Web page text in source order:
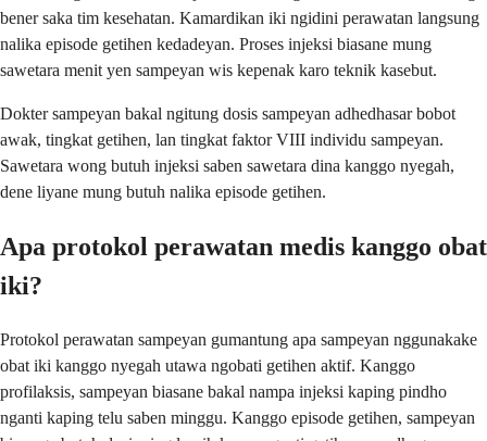
bener saka tim kesehatan. Kamardikan iki ngidini perawatan langsung
nalika episode getihen kedadeyan. Proses injeksi biasane mung
sawetara menit yen sampeyan wis kepenak karo teknik kasebut.
Dokter sampeyan bakal ngitung dosis sampeyan adhedhasar bobot
awak, tingkat getihen, lan tingkat faktor VIII individu sampeyan.
Sawetara wong butuh injeksi saben sawetara dina kanggo nyegah,
dene liyane mung butuh nalika episode getihen.
Apa protokol perawatan medis kanggo obat
iki?
Protokol perawatan sampeyan gumantung apa sampeyan nggunakake
obat iki kanggo nyegah utawa ngobati getihen aktif. Kanggo
profilaksis, sampeyan biasane bakal nampa injeksi kaping pindho
nganti kaping telu saben minggu. Kanggo episode getihen, sampeyan